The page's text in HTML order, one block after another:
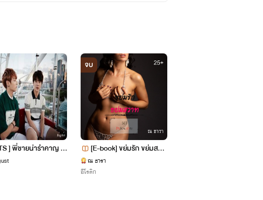
!
ะ"
] พี่ชายน่ารำคาญ K
จบ
[E-book] ขย่มรัก ขย่มสวา
ท | SET. รักซ้อนราคะ [PW
P] + (NC25+)
ณ ธารา
อีโรติก